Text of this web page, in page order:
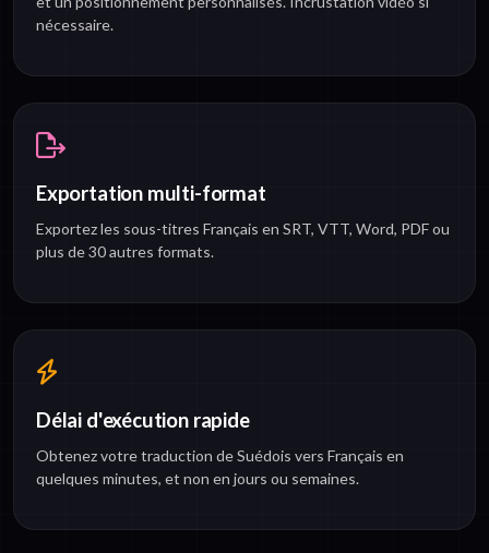
nécessaire.
Exportation multi-format
Exportez les sous-titres Français en SRT, VTT, Word, PDF ou
plus de 30 autres formats.
Délai d'exécution rapide
Obtenez votre traduction de Suédois vers Français en
quelques minutes, et non en jours ou semaines.